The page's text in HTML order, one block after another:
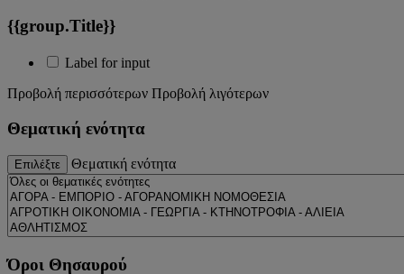
{{group.Title}}
Label for input
Προβολή περισσότερων Προβολή λιγότερων
Θεματική ενότητα
Επιλέξτε Θεματική ενότητα
Όροι Θησαυρού